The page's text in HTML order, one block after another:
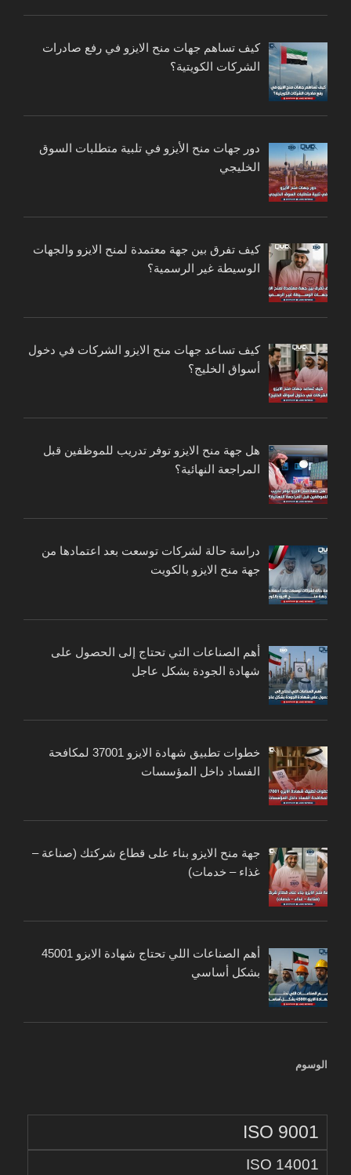
كيف تساهم جهات منح الايزو في رفع صادرات
الشركات الكويتية؟
دور جهات منح الأيزو في تلبية متطلبات السوق
الخليجي
كيف تفرق بين جهة معتمدة لمنح الايزو والجهات
الوسيطة غير الرسمية؟
كيف تساعد جهات منح الايزو الشركات في دخول
أسواق الخليج؟
هل جهة منح الايزو توفر تدريب للموظفين قبل
المراجعة النهائية؟
دراسة حالة لشركات توسعت بعد اعتمادها من
جهة منح الايزو بالكويت
أهم الصناعات التي تحتاج إلى الحصول على
شهادة الجودة بشكل عاجل
خطوات تطبيق شهادة الايزو 37001 لمكافحة
الفساد داخل المؤسسات
جهة منح الايزو بناء على قطاع شركتك (صناعة –
غذاء – خدمات)
أهم الصناعات اللي تحتاج شهادة الايزو 45001
بشكل أساسي
الوسوم
ISO 9001
ISO 14001